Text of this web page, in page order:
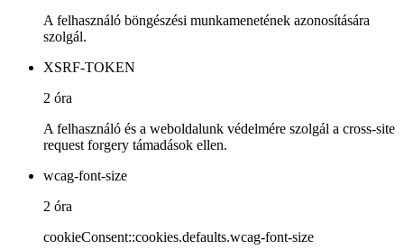
A felhasználó böngészési munkamenetének azonosítására
szolgál.
XSRF-TOKEN
2 óra
A felhasználó és a weboldalunk védelmére szolgál a cross-site
request forgery támadások ellen.
wcag-font-size
2 óra
cookieConsent::cookies.defaults.wcag-font-size